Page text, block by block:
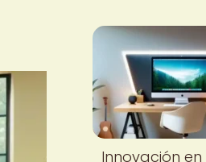
Innovación en